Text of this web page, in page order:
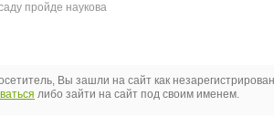
пройде наукова
Вы зашли на сайт как
либо зайти на сайт под своим именем.